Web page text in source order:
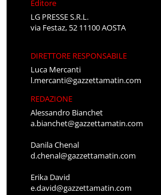
Editore
LG PRESSE S.R.L.
via Festaz, 52 11100 AOSTA
DIRETTORE RESPONSABILE
Luca Mercanti
l.mercanti@gazzettamatin.com
REDAZIONE
Alessandro Bianchet
a.bianchet@gazzettamatin.com
Danila Chenal
d.chenal@gazzettamatin.com
Erika David
e.david@gazzettamatin.com